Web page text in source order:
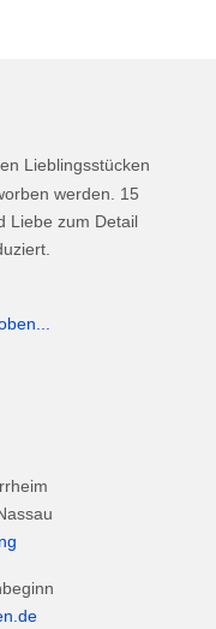
Lieblingsstücken
werden. 15
Liebe zum Detail